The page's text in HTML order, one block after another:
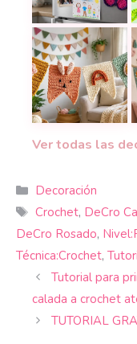
Imanes de
Guirnaldas de
Ver todas las
Categorías
Decoración
Etiquetas
Crochet, DeCro
DeCro Rosado,
Técnica:Crochet,
Tutorial para
calada a crochet
TUTORIAL